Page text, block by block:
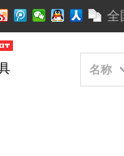
全
名称